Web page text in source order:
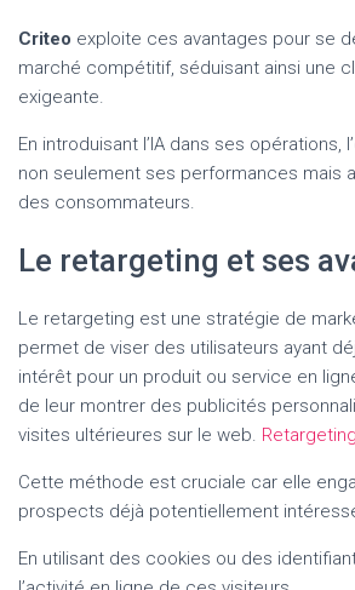
Criteo exploite ces avantages pour se
marché compétitif, séduisant ainsi une
exigeante.
En introduisant l’IA dans ses opérations,
non seulement ses performances mais
des consommateurs.
Le retargeting et ses
Le retargeting est une stratégie de
permet de viser des utilisateurs ayant
intérêt pour un produit ou service en
de leur montrer des publicités
visites ultérieures sur le web.
Cette méthode est cruciale car elle
prospects déjà potentiellement
En utilisant des cookies ou des